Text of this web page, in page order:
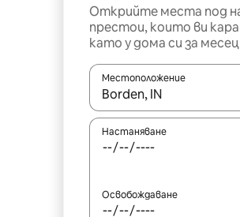
Открийте места под
престои, които ви
като у дома си за
Местоположение
Когато резултатите се
Настаняване
Освобождаване